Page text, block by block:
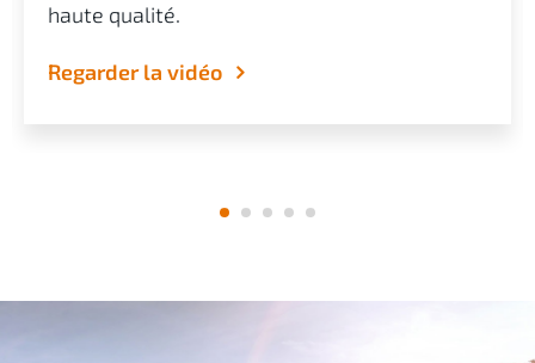
haute qualité.
Regarder la vidéo